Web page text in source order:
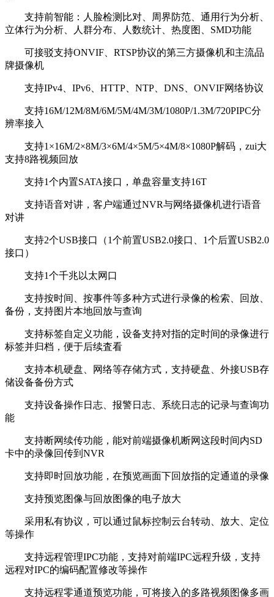
支持前智能：人脸检测比对、周界防范、通用行为分析、
立体行为分析、人群分布、人数统计、热度图、SMD功能
可接驳支持ONVIF、RTSP协议的第三方摄像机和主流品
牌摄像机
支持IPv4、IPv6、HTTP、NTP、DNS、ONVIF网络协议
支持16M/12M/8M/6M/5M/4M/3M/1080P/1.3M/720PIPC分
辨率接入
支持1×16M/2×8M/3×6M/4×5M/5×4M/8×1080P解码，zui大
支持8路视频回放
支持1个内置SATA接口，单盘容量支持16T
支持语音对讲，客户端通过NVR与网络摄像机进行语音
对讲
支持2个USB接口（1个前置USB2.0接口、1个后置USB2.0
接口）
支持1个千兆以太网口
支持按时间、按事件等多种方式进行录像的检索、回放、
备份，支持图片本地回放与查询
支持标签自定义功能，设备支持对指的定时间的录像进行
标签并归档，便于后续査看
支持本机硬盘、网络等存储方式，支持硬盘、外接USB存
储设备备份方式
支持设备操作日志、报警日志、系统日志的记录与查询功
能
支持断网续传功能，能对前端摄像机断网这段时间内SD
卡中的录像回传到NVR
支持即时回放功能，在预览画面下回放指的定通道的录像
支持预览图像与回放图像的电子放大
采用私有协议，可以通过鼠标控制云台转动、放大、定位
等操作
支持远程管理IPC功能，支持对前端IPC远程升级，支持
远程对IPC的编码配置修改等操作
支持远程零通道预览功能，可将接入的多路视频图像多画